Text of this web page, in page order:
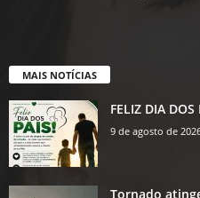
MAIS NOTÍCIAS
FELIZ DIA DOS
9 de agosto de
Tornado